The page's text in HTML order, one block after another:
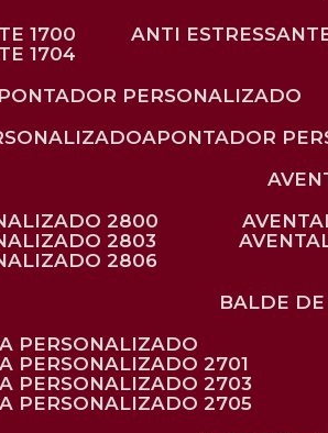
1700
ANTI
1704
APONTADOR PERSONALIZADO
APONTADOR
2800
2803
2806
BALDE
PERSONALIZADO
PERSONALIZADO 2701
PERSONALIZADO 2703
PERSONALIZADO 2705